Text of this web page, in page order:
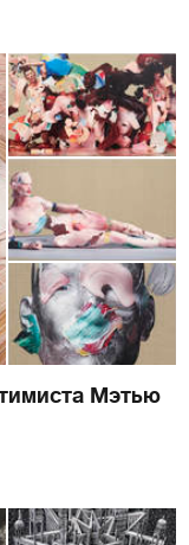
Мэтью